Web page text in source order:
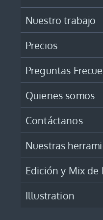
Nuestro trabajo
Precios
Preguntas
Quienes somos
Contáctanos
Nuestras
Edición y Mix de
Illustration